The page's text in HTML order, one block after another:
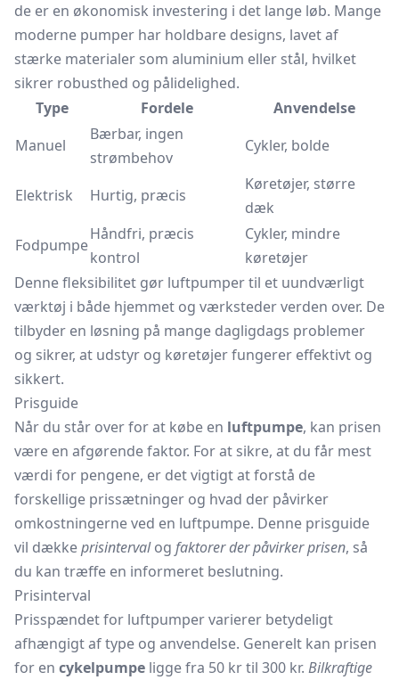
de er en økonomisk investering i det lange løb. Mange
moderne pumper har holdbare designs, lavet af
stærke materialer som aluminium eller stål, hvilket
sikrer robusthed og pålidelighed.
Type
Fordele
Anvendelse
Manuel
Bærbar, ingen
strømbehov
Cykler, bolde
Elektrisk Hurtig, præcis
Køretøjer, større
dæk
Fodpumpe
Håndfri, præcis
kontrol
Cykler, mindre
køretøjer
Denne fleksibilitet gør luftpumper til et uundværligt
værktøj i både hjemmet og værksteder verden over. De
tilbyder en løsning på mange dagligdags problemer
og sikrer, at udstyr og køretøjer fungerer effektivt og
sikkert.
Prisguide
Når du står over for at købe en luftpumpe, kan prisen
være en afgørende faktor. For at sikre, at du får mest
værdi for pengene, er det vigtigt at forstå de
forskellige prissætninger og hvad der påvirker
omkostningerne ved en luftpumpe. Denne prisguide
vil dækkeprisintervalog faktorer der påvirker prisen, så
du kan træffe en informeret beslutning.
Prisinterval
Prisspændet for luftpumper varierer betydeligt
afhængigt af type og anvendelse. Generelt kan prisen
for en cykelpumpe ligge fra 50 kr til 300 kr. Bilkraftige